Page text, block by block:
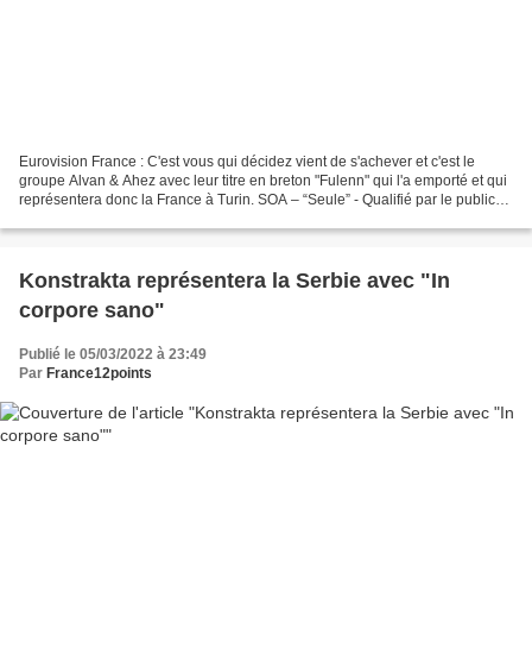
Eurovision France : C'est vous qui décidez vient de s'achever et c'est le
groupe Alvan & Ahez avec leur titre en breton "Fulenn" qui l'a emporté et qui
représentera donc la France à Turin. SOA – “Seule” - Qualifié par le public
Konstrakta représentera la Serbie avec "In
corpore sano"
Publié le 05/03/2022 à 23:49
Par France12points